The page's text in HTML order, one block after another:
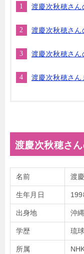
渡慶次秋穂さ
渡慶次秋穂さん
渡慶次秋穂さん
渡慶次秋穂さん
渡慶次秋穂さ
名前 渡
生年月日
出身地 沖
学歴 琉
所属